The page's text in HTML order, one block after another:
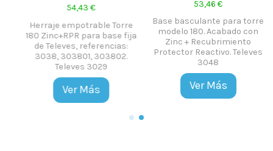
53,46 €
Base basculante para torre
modelo 180. Acabado con
Zinc + Recubrimiento
Protector Reactivo. Televes
3048
Ver Más
Base Fija Torre 180 Zinc+RPR.
Base especial atornillable
ICT 180. Televes 3038
Ver Más